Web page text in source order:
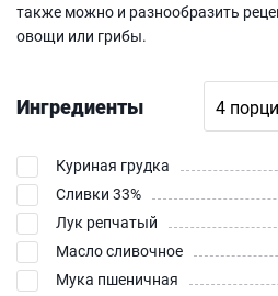
также можно и разнообразить
овощи или грибы.
Ингредиенты
Куриная грудка
Сливки 33%
Лук репчатый
Масло сливочное
Мука пшеничная